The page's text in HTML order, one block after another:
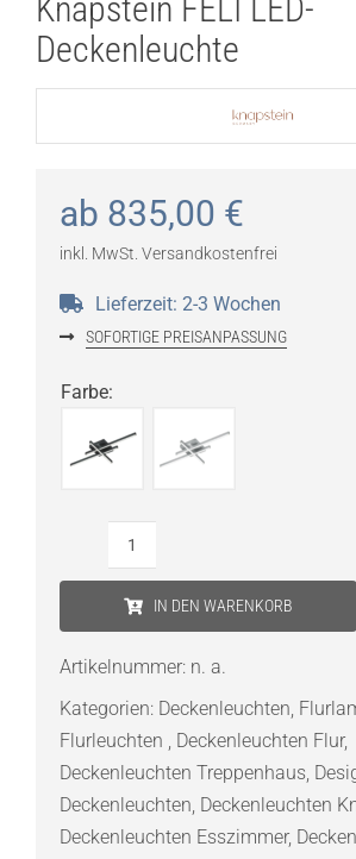
Knapstein FELI LED-
Deckenleuchte
ab 835,00 €
inkl. MwSt. Versandkostenfrei
Lieferzeit: 2-3 Wochen
SOFORTIGE PREISANPASSUNG
Farbe:
IN DEN WARENKORB
Artikelnummer: n. a.
Kategorien: Deckenleuchten,
Flurleuchten , Deckenleuchten Flur,
Deckenleuchten Treppenhaus,
Deckenleuchten, Deckenleuchten
Deckenleuchten Esszimmer,